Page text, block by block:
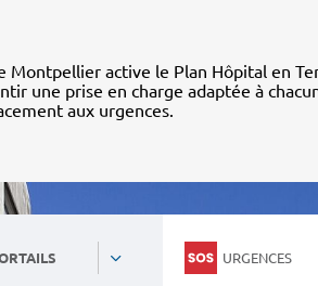
Montpellier active le Plan Hôpital en
une prise en charge adaptée à
aux urgences.
URGENCES